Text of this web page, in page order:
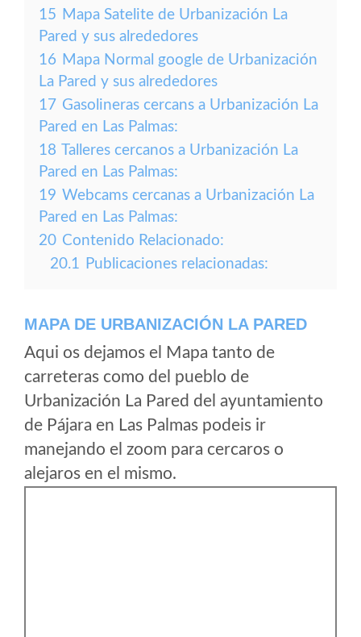
15 Mapa Satelite de Urbanización La
Pared y sus alrededores
16 Mapa Normal google de Urbanización
La Pared y sus alrededores
17 Gasolineras cercans a Urbanización La
Pared en Las Palmas:
18 Talleres cercanos a Urbanización La
Pared en Las Palmas:
19 Webcams cercanas a Urbanización La
Pared en Las Palmas:
20 Contenido Relacionado:
20.1 Publicaciones relacionadas:
MAPA DE URBANIZACIÓN LA PARED
Aqui os dejamos el Mapa tanto de
carreteras como del pueblo de
Urbanización La Pared del ayuntamiento
de Pájara en Las Palmas podeis ir
manejando el zoom para cercaros o
alejaros en el mismo.